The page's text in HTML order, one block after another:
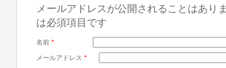
メールアドレスが公開されることはあり
は必須項目です
名前 *
メールアドレス *